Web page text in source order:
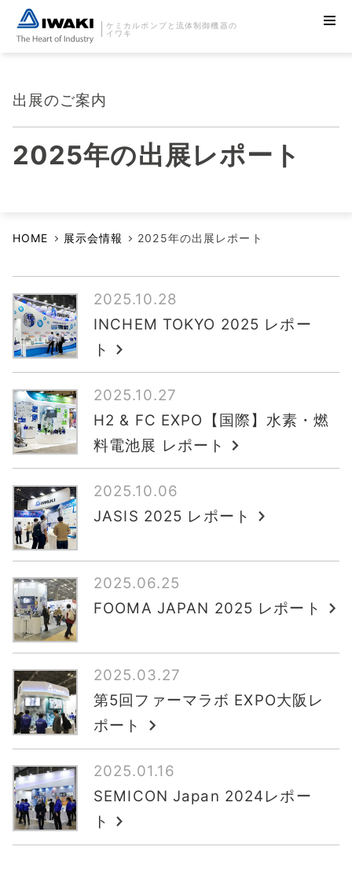
ケミカルポンプと流体制御機器の
イワキ
出展のご案内
2025年の出展レポート
HOME 展示会情報 2025年の出展レポート
2025.10.28
INCHEM TOKYO 2025 レポー
ト
2025.10.27
H2 & FC EXPO【国際】水素・燃
料電池展 レポート
2025.10.06
JASIS 2025 レポート
2025.06.25
FOOMA JAPAN 2025 レポート
2025.03.27
第5回ファーマラボ EXPO大阪レ
ポート
2025.01.16
SEMICON Japan 2024レポー
ト